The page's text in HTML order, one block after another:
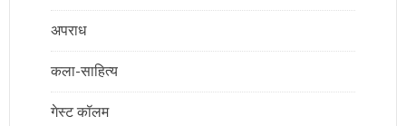
अपराध
कला-साहित्य
गेस्ट कॉलम